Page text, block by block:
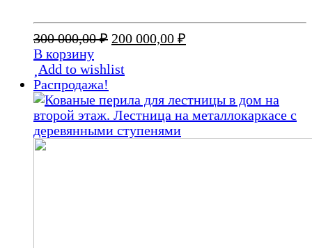
300 000,00₽ Первоначальная
составляла
000,00 ₽.
200 000,00 ₽
В корзину
Add to wishlist
Распродажа!